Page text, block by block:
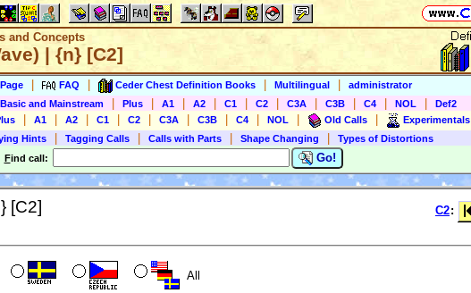
and Concepts
| {n} [C2]
FAQ Ceder Chest Definition Books Multilingual
administrator
Basic and Mainstream Plus A1 A2 C1 C2 C3A C3B C4 NOL
Def2
A1 A2 C1 C2 C3A C3B C4 NOL Old Calls
Experimentals
Hints
Tagging Calls Calls with Parts Shape Changing
Types of Distortions
Find call: Go!
[C2] C2:
All